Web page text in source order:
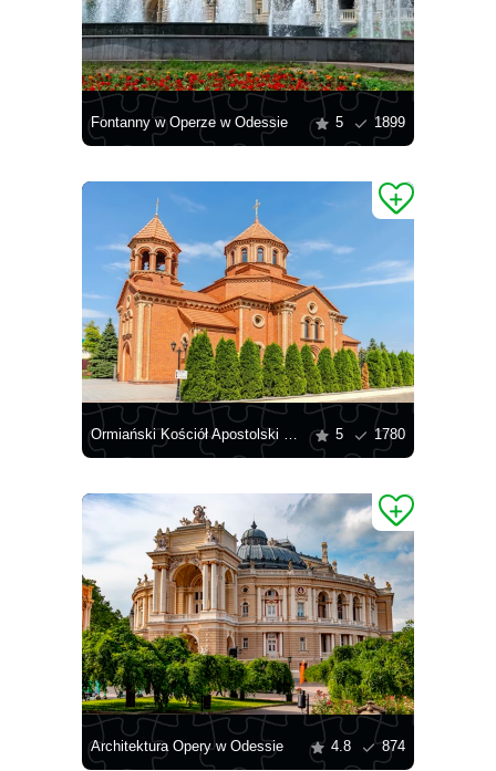
Fontanny w Operze w Odessie 5 1899
Ormiański Kościół Apostolski w Odessie 5 1780
Architektura Opery w Odessie 4.8 874